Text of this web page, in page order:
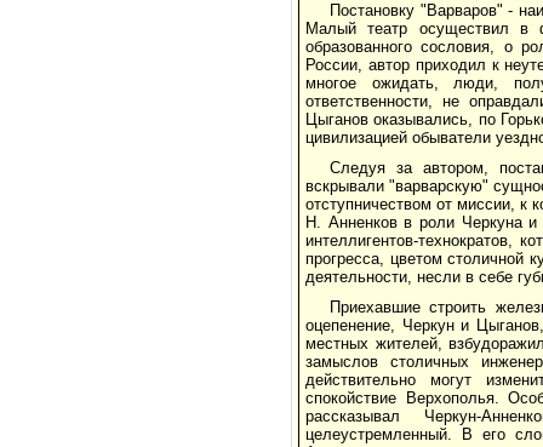
Постановку "Варваров" -
Малый театр осуществил в
образованного сословия, о
России, автор приходил к
многое ожидать, люди,
ответственности, не
Цыганов оказывались, по
цивилизацией обыватели
Следуя за автором,
вскрывали "варварскую"
отступничеством от миссии, к
Н. Анненков в роли Черкуна
интеллигентов-технократов,
прогресса, цветом столичной
деятельности, несли в себе
Приехавшие строить
оцепенение, Черкун и
местных жителей,
замыслов столичных
действительно могут
спокойствие Верхополья.
рассказывал Черкун-
целеустремленный. В его